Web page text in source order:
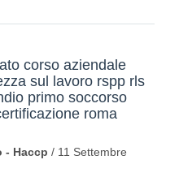
corso aziendale
sul lavoro rspp rls
primo soccorso
roma
- Haccp / 11 Settembre